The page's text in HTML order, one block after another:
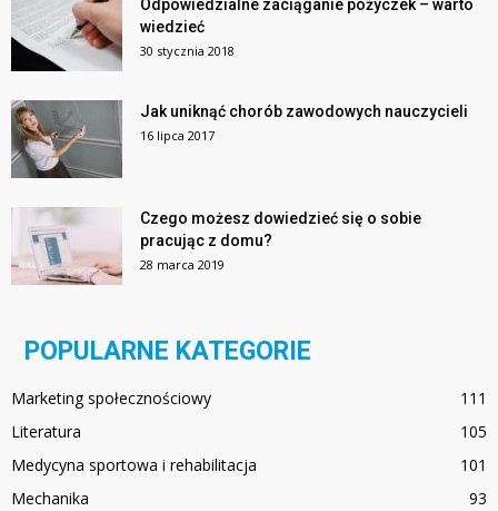
Odpowiedzialne zaciąganie pożyczek – warto
wiedzieć
30 stycznia 2018
Jak uniknąć chorób zawodowych nauczycieli
16 lipca 2017
Czego możesz dowiedzieć się o sobie
pracując z domu?
28 marca 2019
POPULARNE KATEGORIE
Marketing społecznościowy
111
Literatura
105
Medycyna sportowa i rehabilitacja
101
Mechanika
93